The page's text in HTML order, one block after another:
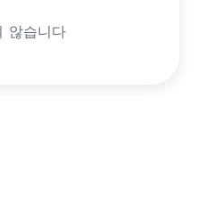
않습니다